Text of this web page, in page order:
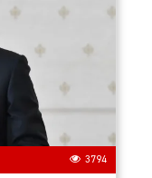
3794